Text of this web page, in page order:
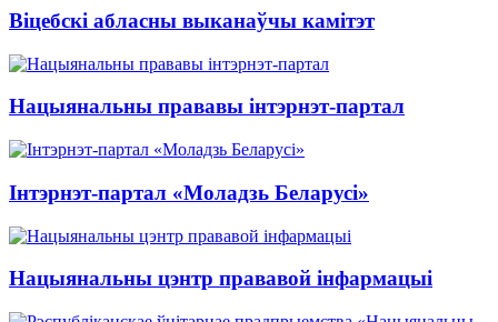
Віцебскі абласны выканаўчы камітэт
Нацыянальны прававы інтэрнэт-партал
Інтэрнэт-партал «Моладзь Беларусі»
Нацыянальны цэнтр прававой інфармацыі